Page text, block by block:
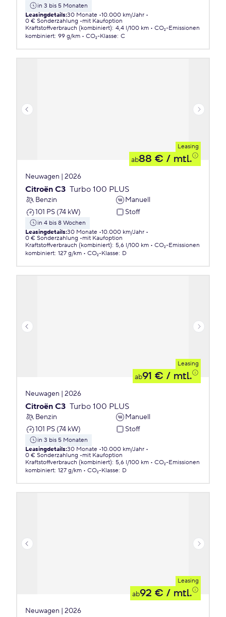
in 3 bis 5 Monaten
Leasingdetails:30 Monate 10.000 km/Jahr
0 € Sonderzahlung
mit Kaufoption
Kraftstoffverbrauch (kombiniert): 4,4 l/100 km
CO₂-Emissionen
kombiniert: 99 g/km CO₂-Klasse: C
Leasing
ab88 € / mtl.
Neuwagen | 2026
Citroën C3 Turbo 100 PLUS
Benzin
Manuell
101 PS (74 kW)
Stoff
in 4 bis 8 Wochen
Leasingdetails:30 Monate 10.000 km/Jahr
0 € Sonderzahlung
mit Kaufoption
Kraftstoffverbrauch (kombiniert): 5,6 l/100 km
CO₂-Emissionen
kombiniert: 127 g/km CO₂-Klasse: D
Leasing
ab91 € / mtl.
Neuwagen | 2026
Citroën C3 Turbo 100 PLUS
Benzin
Manuell
101 PS (74 kW)
Stoff
in 3 bis 5 Monaten
Leasingdetails:30 Monate 10.000 km/Jahr
0 € Sonderzahlung
mit Kaufoption
Kraftstoffverbrauch (kombiniert): 5,6 l/100 km
CO₂-Emissionen
kombiniert: 127 g/km CO₂-Klasse: D
Leasing
ab92 € / mtl.
Neuwagen | 2026